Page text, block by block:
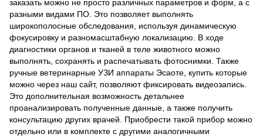
заказать можно не просто различных параметров и форм, а с
разными видами ПО. Это позволяет выполнять
широкополосные обследования, используя динамическую
фокусировку и разномасштабную локализацию. В ходе
диагностики органов и тканей в теле животного можно
выполнять, сохранять и распечатывать фотоснимки. Также
ручные ветеринарные УЗИ аппараты Эсаоте, купить которые
можно через наш сайт, позволяют фиксировать видеозапись.
Это дополнительная возможность детальнее
проанализировать полученные данные, а также получить
консультацию других врачей. Приобрести такой прибор можно
отдельно или в комплекте с другими аналогичными